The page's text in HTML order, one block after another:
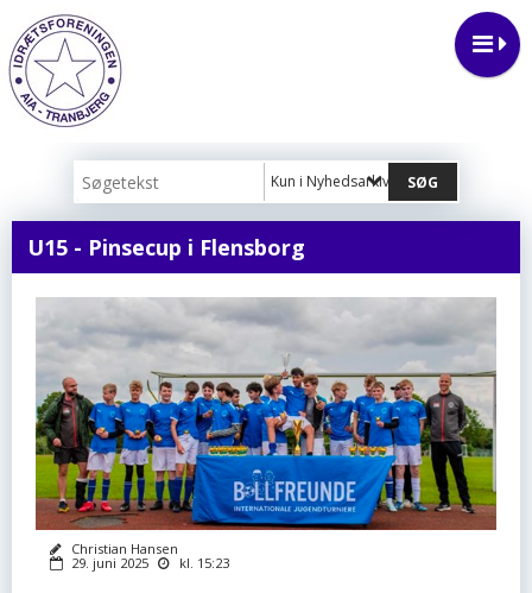
Kun i Nyhedsarkiv
U15 - Pinsecup i Flensborg
Christian Hansen
29. juni 2025
kl. 15:23